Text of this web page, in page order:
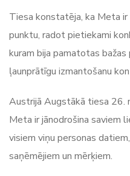
Tiesa konstatēja, ka Meta
punktu, radot pietiekami
kuram bija pamatotas
ļaunprātīgu izmantošanu
Austrijā Augstākā tiesa 26.
Meta ir jānodrošina saviem
visiem viņu personas
saņēmējiem un mērķiem.